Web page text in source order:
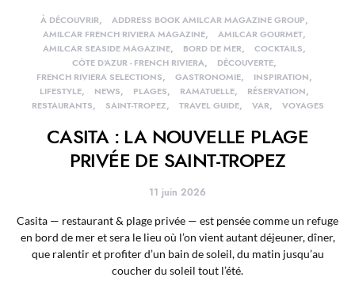
À DÉCOUVRIR
ADDRESS BOOK AMILCAR MAGAZINE GROUP
AMILCAR FRENCH RIVIERA MAGAZINE
AMILCAR GOURMET
AMILCAR SEASIDE MAGAZINE
BORD DE MER
COCKTAILS
CÔTE D'AZUR - FRENCH RIVIERA
DÉCOUVERTE
FRENCH RIVIERA SELECTIONS
GASTRONOMIE
INSPIRATION
LIFESTYLE
NEWS PLAGES RAMATUELLE
RÉSERVATION
RESTAURANTS
SAINT-TROPEZ TRAVEL GUIDE VAR VOYAGES
CASITA : LA NOUVELLE PLAGE
PRIVÉE DE SAINT-TROPEZ
11 juin 2026
Casita — restaurant & plage privée — est pensée comme un refuge
en bord de mer et sera le lieu où l’on vient autant déjeuner, dîner,
que ralentir et profiter d’un bain de soleil, du matin jusqu’au
coucher du soleil tout l’été.